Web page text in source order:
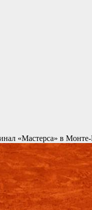
«Мастерса» в